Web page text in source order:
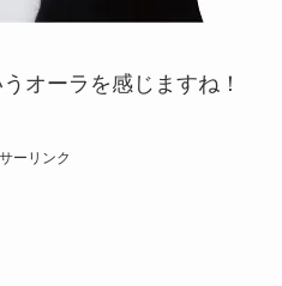
オーラを感じますね！
ーリンク